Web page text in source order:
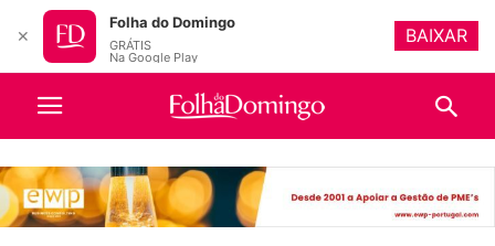
✕
Folha do Domingo
GRÁTIS
Na Google Play
BAIXAR